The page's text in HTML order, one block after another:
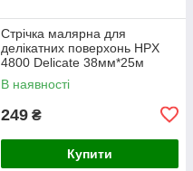
Стрічка малярна для
делікатних поверхонь HPX
4800 Delicate 38мм*25м
В наявності
249 ₴
Купити